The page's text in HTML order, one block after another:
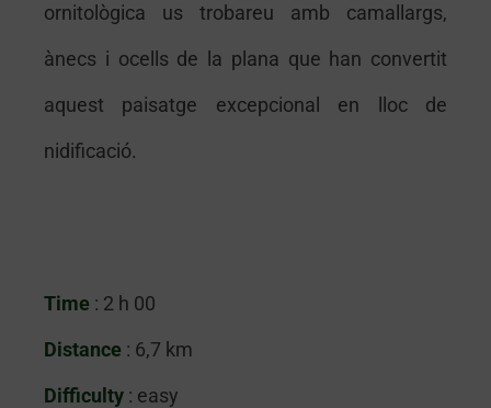
ornitològica us trobareu amb camallargs,
ànecs i ocells de la plana que han convertit
aquest paisatge excepcional en lloc de
nidificació.
Time : 2 h 00
Distance : 6,7 km
Difficulty : easy